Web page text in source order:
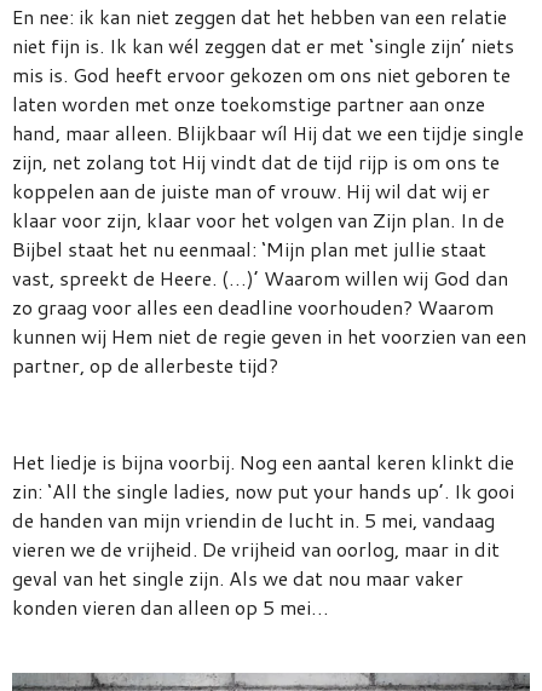
En nee: ik kan niet zeggen dat het hebben van een relatie
niet fijn is. Ik kan wél zeggen dat er met ‘single zijn’ niets
mis is. God heeft ervoor gekozen om ons niet geboren te
laten worden met onze toekomstige partner aan onze
hand, maar alleen. Blijkbaar wíl Hij dat we een tijdje single
zijn, net zolang tot Hij vindt dat de tijd rijp is om ons te
koppelen aan de juiste man of vrouw. Hij wil dat wij er
klaar voor zijn, klaar voor het volgen van Zijn plan. In de
Bijbel staat het nu eenmaal: ‘Mijn plan met jullie staat
vast, spreekt de Heere. (…)’ Waarom willen wij God dan
zo graag voor alles een deadline voorhouden? Waarom
kunnen wij Hem niet de regie geven in het voorzien van een
partner, op de allerbeste tijd?
Het liedje is bijna voorbij. Nog een aantal keren klinkt die
zin: ‘All the single ladies, now put your hands up’. Ik gooi
de handen van mijn vriendin de lucht in. 5 mei, vandaag
vieren we de vrijheid. De vrijheid van oorlog, maar in dit
geval van het single zijn. Als we dat nou maar vaker
konden vieren dan alleen op 5 mei…